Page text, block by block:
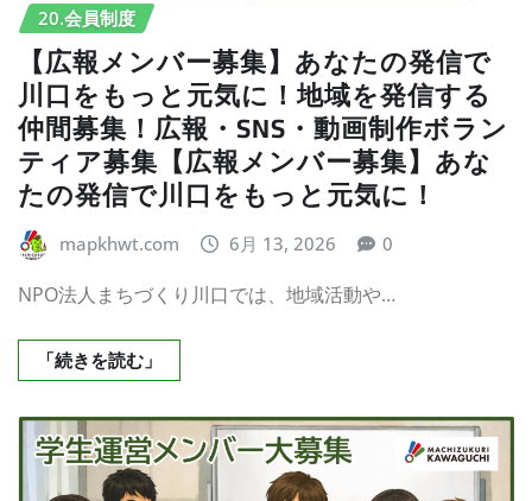
20.会員制度
【広報メンバー募集】あなたの発信で
川口をもっと元気に！地域を発信する
仲間募集！広報・SNS・動画制作ボラン
ティア募集【広報メンバー募集】あな
たの発信で川口をもっと元気に！
mapkhwt.com 6月 13, 2026 0
NPO法人まちづくり川口では、地域活動や…
「続きを読む」